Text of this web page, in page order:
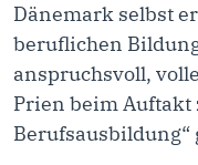
Dänemark selbst
beruflichen
anspruchsvoll,
Prien beim Auftakt
Berufsausbildung“